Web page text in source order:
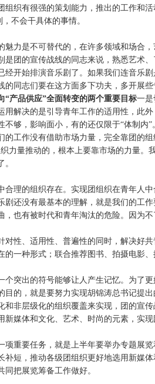
组织有很强的策划能力，推出的工作和
不会干具体的事情。
魅力是不可替代的，在许多领域和场合
是团的宣传战线的同志来说，熟悉艺术
经开始排演音乐剧了。如果我们连音乐
的同志们要在这方面多下功夫，多开展
“产品供应”全面转变的两个重要目标一是
用解决的是引导青年工作的适用性，此
不够，影响面小，有的还仅限于“体制内
的工作没有借助市场力量，完全靠团的
力量推动的，根本上要靠市场的力量
。
合理的组织存在。实现团组织在青年人
剧还没有最基本的理解，就是我们的工
，也有被时代和青年淘汰的危险。因为
对性、适用性、普遍性的同时，解决好
的一种形式；联合推荐图书、拍摄电影
个突出的符号能够让人产生记忆。为了
目的，就是要努力实现胡锦涛总书记提
和非层级化的组织覆盖来实现，团的宣
新媒体和文化、艺术、时尚的元素，实
项重要任务，就是上半年要举办专题展
补短，推动各级团组织更好地选用新媒
把展览筹备工作做好。